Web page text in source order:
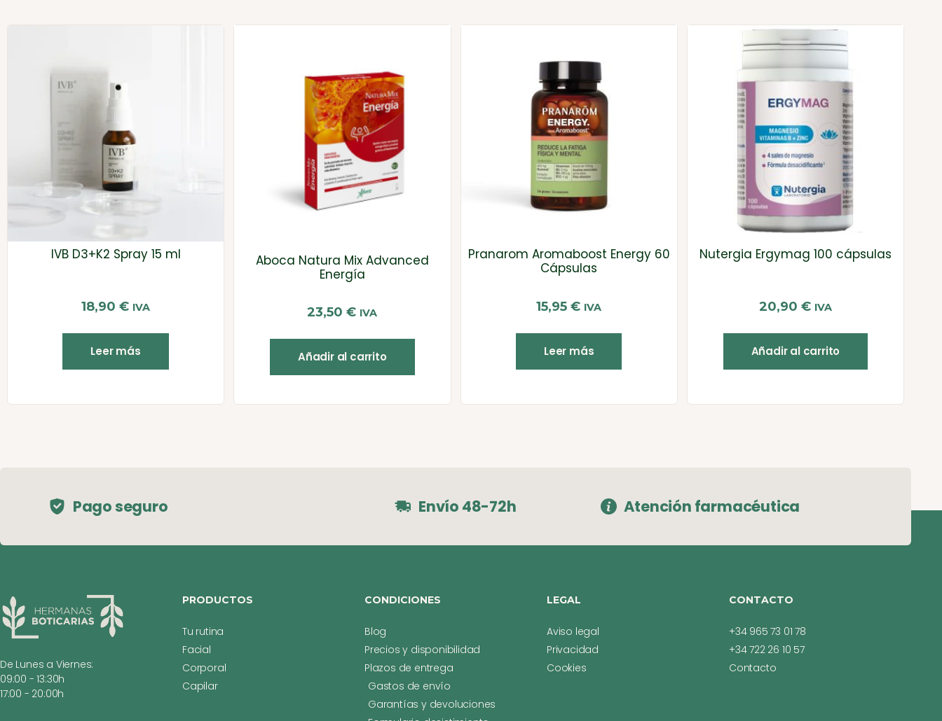
IVB D3+K2 Spray 15 ml
18,90€ IVA
Leer más
Aboca Natura Mix Advanced
Energía
23,50€ IVA
Añadir al carrito
Pranarom Aromaboost Energy 60
Cápsulas
15,95€ IVA
Leer más
Nutergia Ergymag 100 cápsulas
20,90 € IVA
Añadir al carrito
Pago seguro Envío 48-72h Atención farmacéutica
De Lunes a Viernes:
09:00 - 13:30h
17:00 - 20:00h
PRODUCTOS
Tu rutina
Facial
Corporal
Capilar
CONDICIONES
Blog
Precios y disponibilidad
Plazos de entrega
Gastos de envío
Garantías y devoluciones
LEGAL
Aviso legal
Privacidad
Cookies
CONTACTO
+34 965 73 01 78
+34 722 26 10 57
Contacto